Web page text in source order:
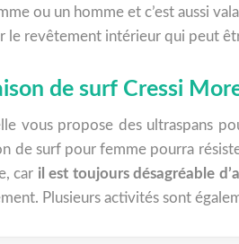
ou un homme et c’est aussi
le revêtement intérieur qui peut
de surf Cressi
vous propose des ultraspans
de surf pour femme pourra
car il est toujours désagréable
Plusieurs activités sont